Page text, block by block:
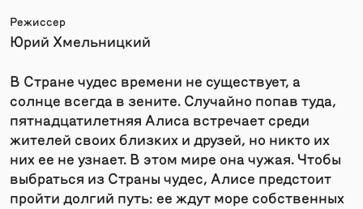
Режиссер
Юрий Хмельницкий
В Стране чудес времени не существует, а
солнце всегда в зените. Случайно попав туда,
пятнадцатилетняя Алиса встречает среди
жителей своих близких и друзей, но никто их
них ее не узнает. В этом мире она чужая. Чтобы
выбраться из Страны чудес, Алисе предстоит
пройти долгий путь: ее ждут море собственных